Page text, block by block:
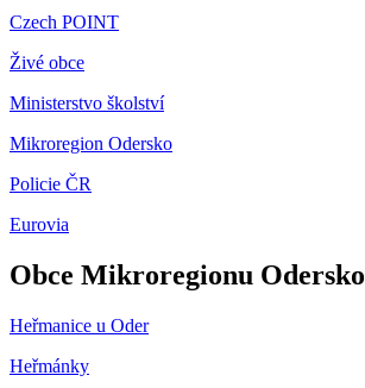
Czech POINT
Živé obce
Ministerstvo školství
Mikroregion Odersko
Policie ČR
Eurovia
Obce Mikroregionu Odersko
Heřmanice u Oder
Heřmánky